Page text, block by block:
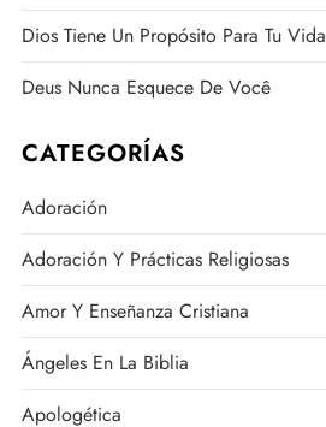
Dios Tiene Un Propósito Para Tu Vida
Deus Nunca Esquece De Você
CATEGORÍAS
Adoración
Adoración Y Prácticas Religiosas
Amor Y Enseñanza Cristiana
Ángeles En La Biblia
Apologética